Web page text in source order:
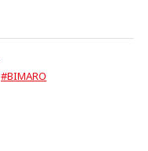
#BIMARO